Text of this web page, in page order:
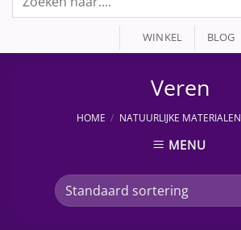
WINKEL BLOG
Veren
HOME / NATUURLIJKE MATERIALEN
MENU